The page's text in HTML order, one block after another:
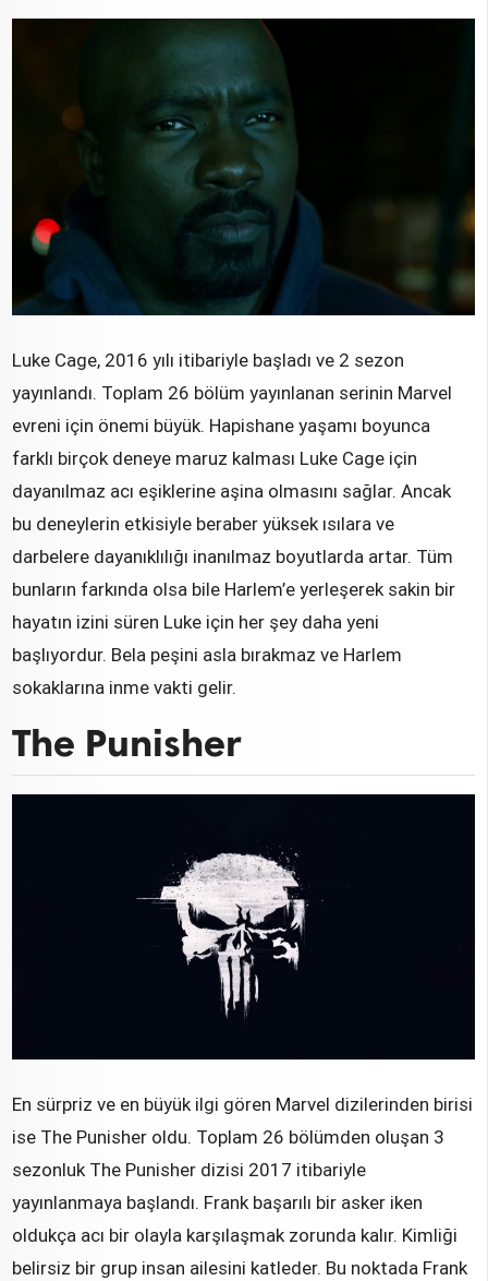
Luke Cage, 2016 yılı itibariyle başladı ve 2 sezon
yayınlandı. Toplam 26 bölüm yayınlanan serinin Marvel
evreni için önemi büyük. Hapishane yaşamı boyunca
farklı birçok deneye maruz kalması Luke Cage için
dayanılmaz acı eşiklerine aşina olmasını sağlar. Ancak
bu deneylerin etkisiyle beraber yüksek ısılara ve
darbelere dayanıklılığı inanılmaz boyutlarda artar. Tüm
bunların farkında olsa bile Harlem’e yerleşerek sakin bir
hayatın izini süren Luke için her şey daha yeni
başlıyordur. Bela peşini asla bırakmaz ve Harlem
sokaklarına inme vakti gelir.
The Punisher
En sürpriz ve en büyük ilgi gören Marvel dizilerinden birisi
ise The Punisher oldu. Toplam 26 bölümden oluşan 3
sezonluk The Punisher dizisi 2017 itibariyle
yayınlanmaya başlandı. Frank başarılı bir asker iken
oldukça acı bir olayla karşılaşmak zorunda kalır. Kimliği
belirsiz bir grup insan ailesini katleder. Bu noktada Frank